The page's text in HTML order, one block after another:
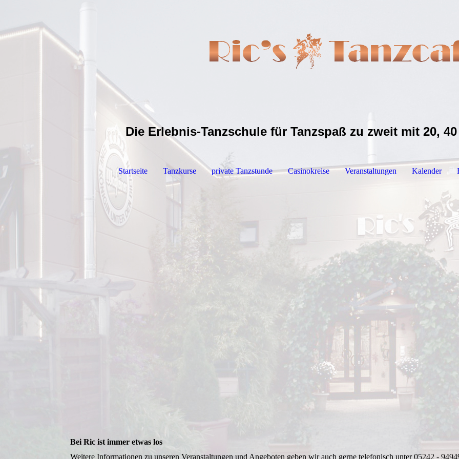
Die Erlebnis-Tanzschule für Tanzspaß zu zweit mit 20,
Startseite Tanzkurse private Tanzstunde Casinokreise Veranstaltungen Kalender
Bei Ric ist immer etwas los
Weitere Informationen zu unseren Veranstaltungen und Angeboten geben wir auch gerne telefonisch unter 05242 -